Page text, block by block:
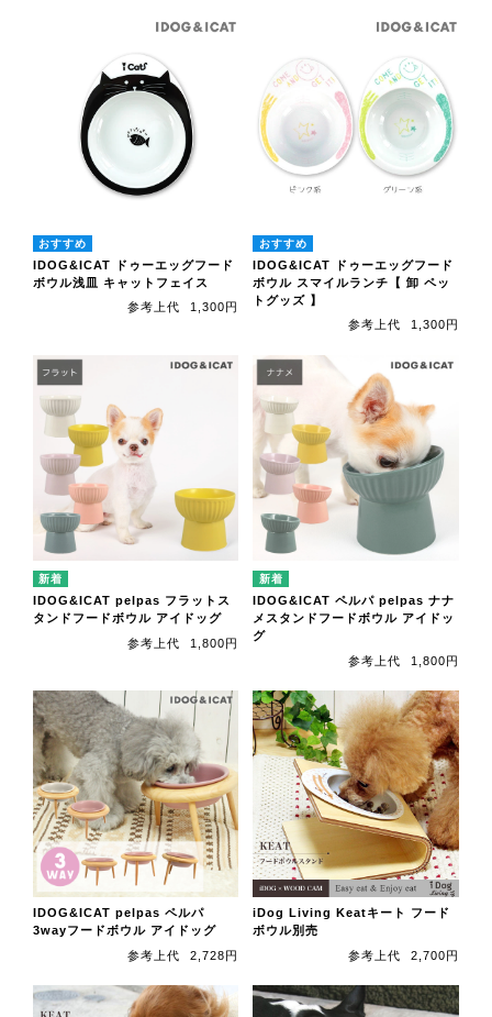
IDOG&ICAT ドゥーエッグフード
ボウル浅皿 キャットフェイス
参考上代
1,300円
IDOG&ICAT ドゥーエッグフード
ボウル スマイルランチ【 卸 ペッ
トグッズ 】
参考上代
1,300円
IDOG&ICAT pelpas フラットス
タンドフードボウル アイドッグ
参考上代
1,800円
IDOG&ICAT ペルパ pelpas ナナ
メスタンドフードボウル アイドッ
グ
参考上代
1,800円
IDOG&ICAT pelpas ペルパ
3wayフードボウル アイドッグ
参考上代
2,728円
iDog Living Keatキート フード
ボウル別売
参考上代
2,700円